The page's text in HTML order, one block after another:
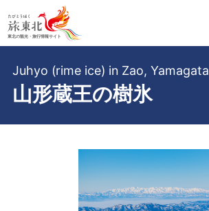
山形蔵王の樹氷
Juhyo (rime ice) in Zao, Yamagata